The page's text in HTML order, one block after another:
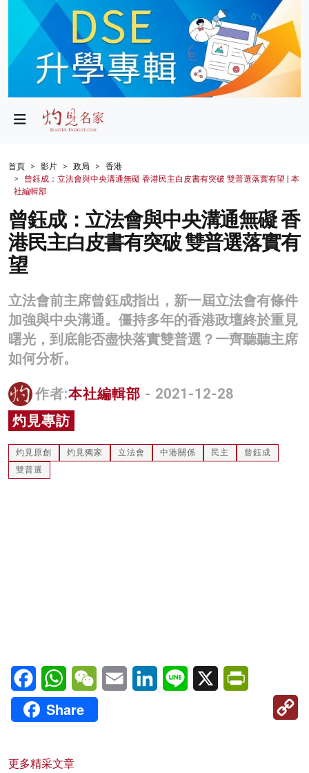
政局
財經
生活
健康
商業
科技
影片
名家榜
灼見活動
關於我們
首頁 影片 政局
香港
曾鈺成：立法會與中央溝通無礙 香港民主白皮書有突破 雙普選落實有望 | 本
社編輯部
曾鈺成：立法會與中央溝通無礙 香
港民主白皮書有突破 雙普選落實有
望
立法會前主席曾鈺成指出，新一屆立法會有條件
加強與中央溝通。僵持多年的香港政壇終於重見
曙光，到底能否盡快落實雙普選？一齊聽聽主席
如何分析。
作者:本社編輯部 - 2021-12-28
灼見專訪
灼見原創 灼見獨家 立法會 中港關係 民主
曾鈺成
雙普選
FacebookWhatsAppWeChatEmail LinkedInLine X
Share
更多精采文章